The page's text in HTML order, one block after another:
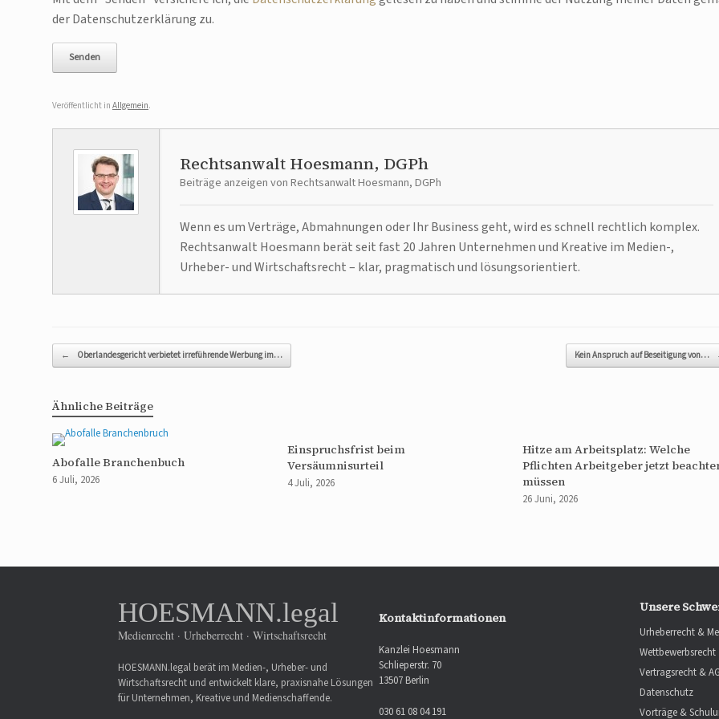
der Datenschutzerklärung zu.
Veröffentlicht in Allgemein.
Rechtsanwalt Hoesmann, DGPh
Beiträge anzeigen von Rechtsanwalt Hoesmann, DGPh
Wenn es um Verträge, Abmahnungen oder Ihr Business geht, wird es schnell rechtlich komplex.
Rechtsanwalt Hoesmann berät seit fast 20 Jahren Unternehmen und Kreative im Medien-,
Urheber- und Wirtschaftsrecht – klar, pragmatisch und lösungsorientiert.
Beitragsnavigation
← Oberlandesgericht verbietet irreführende Werbung im… Kein Anspruch auf Beseitigung von…
Ähnliche Beiträge
Abofalle Branchenbuch
6 Juli, 2026
Einspruchsfrist beim
Versäumnisurteil
4 Juli, 2026
Hitze am Arbeitsplatz: Welche
Pflichten Arbeitgeber jetzt
müssen
26 Juni, 2026
HOESMANN.legal
Medienrecht · Urheberrecht · Wirtschaftsrecht
HOESMANN.legal berät im Medien-, Urheber- und
Wirtschaftsrecht und entwickelt klare, praxisnahe Lösungen
für Unternehmen, Kreative und Medienschaffende.
Kontaktinformationen
Kanzlei Hoesmann
Schlieperstr. 70
13507 Berlin
030 61 08 04 191
Unsere
Urheberrecht &
Wettbewerbsrecht
Vertragsrecht &
Datenschutz
Vorträge &